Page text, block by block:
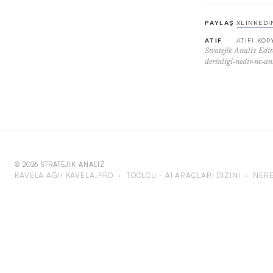
PAYLAŞ X
ATIF ATIFI
Stratejik Analiz
derinligi-nedir-ne-
© 2026 STRATEJIK ANALIZ
KAVELA AĞI: KAVELA.PRO · TOOLCU - AI ARAÇLARI DIZINI ·